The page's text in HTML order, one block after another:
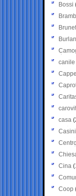
Bossi
canile
casa
Casini
Cina
Coop